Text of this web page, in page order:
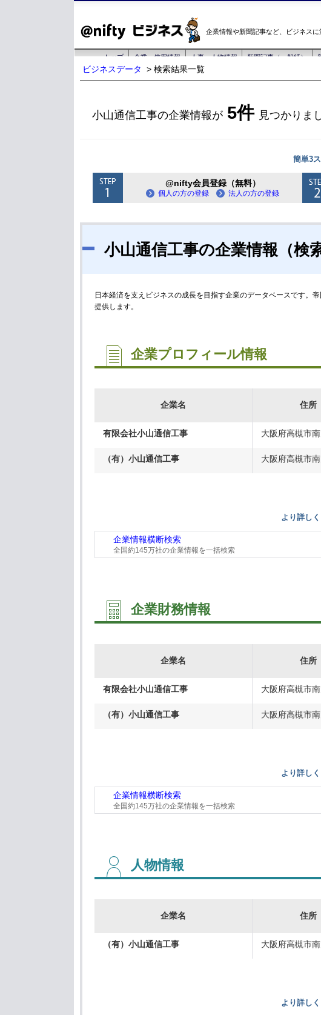
ビジネスデータ > 検索結果一覧
小山通信工事の企業情報が 5件 見つかりま
簡単3
@nifty会員登録（無料）
個人の方の登録 法人の方の登録
小山通信工事の企業情報（検
日本経済を支えビジネスの成長を目指す企業のデータベースです。
提供します。
企業プロフィール情報
企業名 住所
有限会社小山通信工事 大阪府高槻市
（有）小山通信工事 大阪府高槻市南
より詳し
企業情報横断検索
全国約145万社の企業情報を一括検索
企業財務情報
企業名 住所
有限会社小山通信工事 大阪府高槻市
（有）小山通信工事 大阪府高槻市南
より詳し
企業情報横断検索
全国約145万社の企業情報を一括検索
人物情報
企業名 住所
（有）小山通信工事 大阪府高槻市
より詳し